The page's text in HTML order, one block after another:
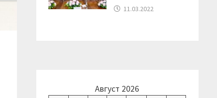
11.03.2022
Август 2026